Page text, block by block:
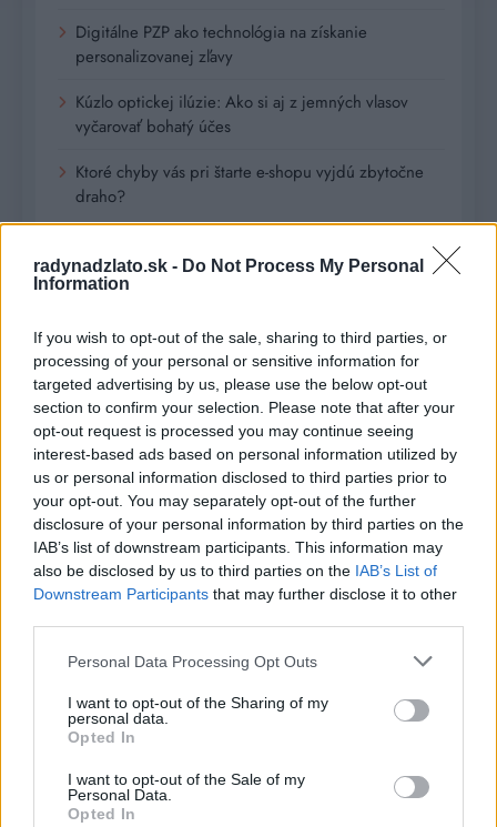
radynadzlato.sk - Do Not Process My Personal
Information
If you wish to opt-out of the sale, sharing to third parties, or
processing of your personal or sensitive information for
targeted advertising by us, please use the below opt-out
section to confirm your selection. Please note that after your
opt-out request is processed you may continue seeing
interest-based ads based on personal information utilized by
us or personal information disclosed to third parties prior to
your opt-out. You may separately opt-out of the further
disclosure of your personal information by third parties on the
IAB’s list of downstream participants. This information may
also be disclosed by us to third parties on the IAB’s List of
Downstream Participants that may further disclose it to other
Personal Data Processing Opt Outs
I want to opt-out of the Sharing of my
personal data.
Opted In
I want to opt-out of the Sale of my
Personal Data.
Opted In
Digitálne PZP ako technológia na získanie
personalizovanej zľavy
Kúzlo optickej ilúzie: Ako si aj z jemných vlasov
vyčarovať bohatý účes
Ktoré chyby vás pri štarte e-shopu vyjdú zbytočne
draho?
Recent Comments
Archives
júl 2026
február 2026
január 2026
november 2025
júl 2025
január 2025
november 2024
september 2024